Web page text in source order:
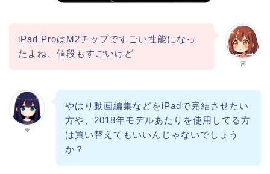
茜
iPad ProはM2チップですごい性能になっ
たよね、値段もすごいけど
奏
やはり動画編集などをiPadで完結させたい
方や、2018年モデルあたりを使用してる方
は買い替えてもいいんじゃないでしょう
か？